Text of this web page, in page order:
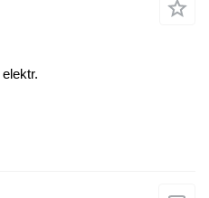
elektr.